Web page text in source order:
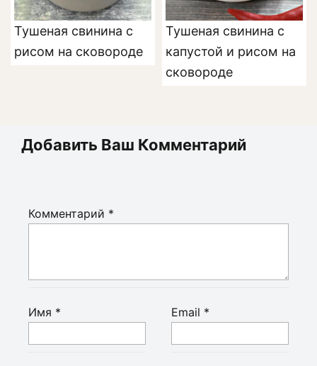
Тушеная свинина с
рисом на сковороде
Тушеная свинина с
капустой и рисом на
сковороде
Добавить Ваш Комментарий
Комментарий *
Имя * Email *